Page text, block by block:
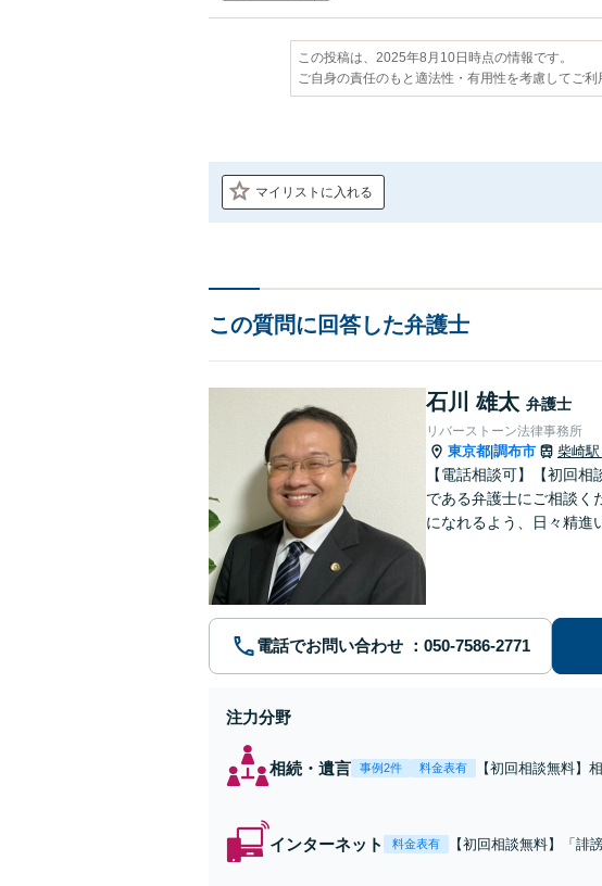
この投稿は、2025年8月10日時点の情報です。
ご自身の責任のもと適法性・有用性を考慮してご利
マイリストに入れる
この質問に回答した弁護士
石川 雄太 弁護士
リバーストーン法律事務所
東京都 調布市 柴崎駅
【電話相談可】【初回
である弁護士にご相談く
になれるよう、日々精進
電話でお問い合わせ
注力分野
相続・遺言 事例2件 料金表有
【初回相談無料】
介可【出張相談可
インターネット 料金表有
【初回相談無料】「誹